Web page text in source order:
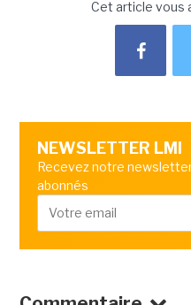
Cet article vous
NEWSLETTER LMI
Recevez notre
abonnés